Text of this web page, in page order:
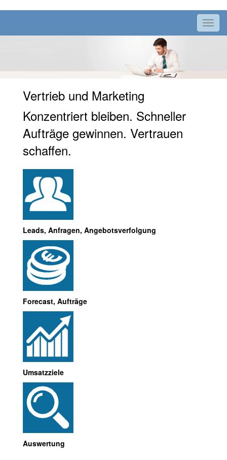
Vertrieb und Marketing
Konzentriert bleiben. Schneller
Aufträge gewinnen. Vertrauen
schaffen.
Leads, Anfragen, Angebotsverfolgung
Forecast, Aufträge
Umsatzziele
Auswertung